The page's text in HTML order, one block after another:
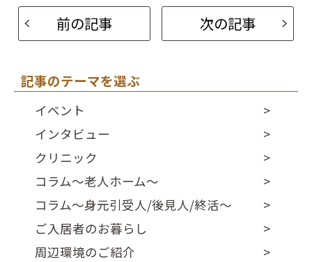
前の記事
次の記事
記事のテーマを選ぶ
イベント
インタビュー
クリニック
コラム～老人ホーム～
コラム～身元引受人/後見人/終活～
ご入居者のお暮らし
周辺環境のご紹介